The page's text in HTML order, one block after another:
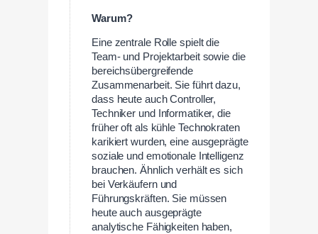
Warum?
Eine zentrale Rolle spielt die
Team- und Projektarbeit sowie die
bereichsübergreifende
Zusammenarbeit. Sie führt dazu,
dass heute auch Controller,
Techniker und Informatiker, die
früher oft als kühle Technokraten
karikiert wurden, eine ausgeprägte
soziale und emotionale Intelligenz
brauchen. Ähnlich verhält es sich
bei Verkäufern und
Führungskräften. Sie müssen
heute auch ausgeprägte
analytische Fähigkeiten haben,